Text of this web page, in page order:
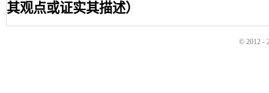
其观点或证实其描述）
© 2012 -